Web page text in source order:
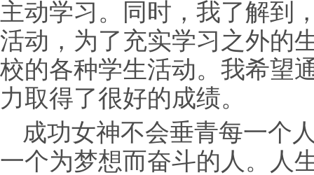
主动学习。同时，我了解到
活动，为了充实学习之外的
校的各种学生活动。我希望
力取得了很好的成绩。
成功女神不会垂青每一个
一个为梦想而奋斗的人。人